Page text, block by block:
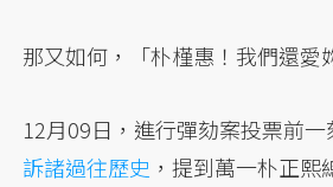
那又如何，「朴槿惠！我們還
12月09日，進行彈劾案投票前
訴諸過往歷史 ，提到萬一朴正